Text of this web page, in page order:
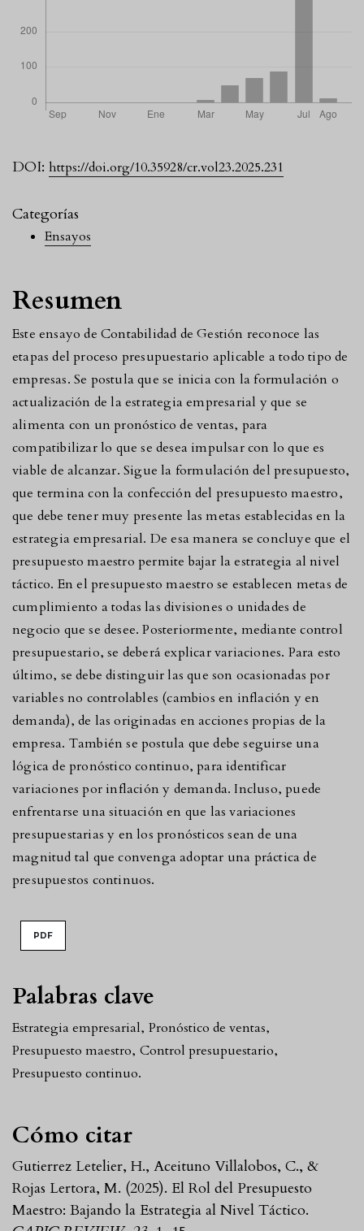
DOI: https://doi.org/10.35928/cr.vol23.2025.231
Categorías
Ensayos
Palabras clave
Estrategia empresarial, Pronóstico de ventas,
Presupuesto maestro, Control presupuestario,
Presupuesto continuo.
Cómo citar
Gutierrez Letelier, H., Aceituno Villalobos, C., &
Rojas Lertora, M. (2025). El Rol del Presupuesto
Maestro: Bajando la Estrategia al Nivel Táctico.
Resumen
Este ensayo de Contabilidad de Gestión reconoce las
etapas del proceso presupuestario aplicable a todo tipo de
empresas. Se postula que se inicia con la formulación o
actualización de la estrategia empresarial y que se
alimenta con un pronóstico de ventas, para
compatibilizar lo que se desea impulsar con lo que es
viable de alcanzar. Sigue la formulación del presupuesto,
que termina con la confección del presupuesto maestro,
que debe tener muy presente las metas establecidas en la
estrategia empresarial. De esa manera se concluye que el
presupuesto maestro permite bajar la estrategia al nivel
táctico. En el presupuesto maestro se establecen metas de
cumplimiento a todas las divisiones o unidades de
negocio que se desee. Posteriormente, mediante control
presupuestario, se deberá explicar variaciones. Para esto
último, se debe distinguir las que son ocasionadas por
variables no controlables (cambios en inflación y en
demanda), de las originadas en acciones propias de la
empresa. También se postula que debe seguirse una
lógica de pronóstico continuo, para identificar
variaciones por inflación y demanda. Incluso, puede
enfrentarse una situación en que las variaciones
presupuestarias y en los pronósticos sean de una
magnitud tal que convenga adoptar una práctica de
presupuestos continuos.
PDF